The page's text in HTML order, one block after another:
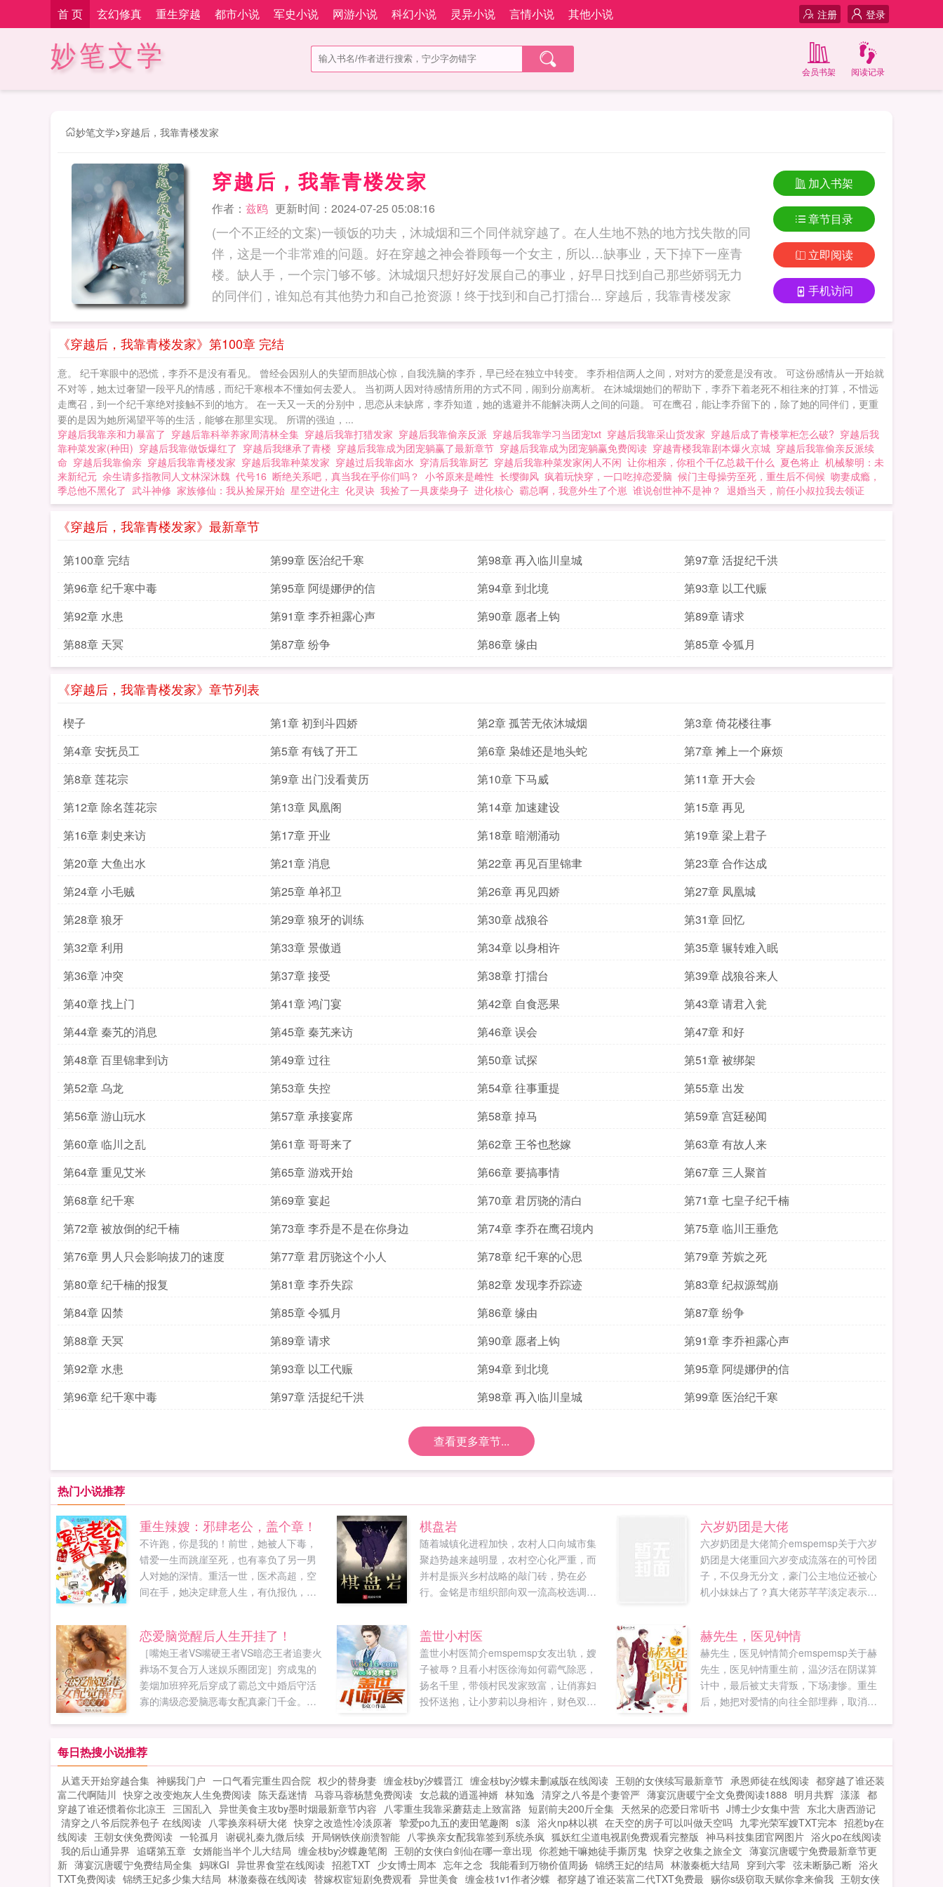
首 页 玄幻修真 重生穿越 都市小说 军史小说 网游小说 科幻小说 灵异小说 言情小说 其他小说 登录
注册
妙笔文学 阅读记录
会员书架
妙笔文学>穿越后，我靠青楼发家
穿越后，我靠青楼发家
作者： 兹鸥 更新时间：2024-07-25 05:08:16
(一个不正经的文案)一顿饭的功夫，沐城烟和三个同伴就穿越了。在人生地不熟的地方找失散的同
伴，这是一个非常难的问题。好在穿越之神会眷顾每一个女主，所以…缺事业，天下掉下一座青
楼。缺人手，一个宗门够不够。沐城烟只想好好发展自己的事业，好早日找到自己那些娇弱无力
的同伴们，谁知总有其他势力和自己抢资源！终于找到和自己打擂台... 穿越后，我靠青楼发家
加入书架
章节目录
立即阅读
手机访问
《穿越后，我靠青楼发家》第100章 完结
意。 纪千寒眼中的恐慌，李乔不是没有看见。 曾经会因别人的失望而胆战心惊，自我洗脑的李乔，早已经在独立中转变。 李乔相信两人之间，对对方的爱意是没有改。 可这份感情从一开始就
不对等，她太过奢望一段平凡的情感，而纪千寒根本不懂如何去爱人。 当初两人因对待感情所用的方式不同，闹到分崩离析。 在沐城烟她们的帮助下，李乔下着老死不相往来的打算，不惜远
走鹰召，到一个纪千寒绝对接触不到的地方。 在一天又一天的分别中，思恋从未缺席，李乔知道，她的逃避并不能解决两人之间的问题。 可在鹰召，能让李乔留下的，除了她的同伴们，更重
要的是因为她所渴望平等的生活，能够在那里实现。 所谓的强迫，...
穿越后我靠亲和力暴富了 穿越后靠科举养家周清林全集 穿越后我靠打猎发家 穿越后我靠偷亲反派 穿越后我靠学习当团宠txt 穿越后我靠采山货发家 穿越后成了青楼掌柜怎么破? 穿越后我
靠种菜发家(种田) 穿越后我靠做饭爆红了 穿越后我继承了青楼 穿越后我靠成为团宠躺赢了最新章节 穿越后我靠成为团宠躺赢免费阅读 穿越青楼我靠剧本爆火京城 穿越后我靠偷亲反派续
命 穿越后我靠偷亲 穿越后我靠青楼发家 穿越后我靠种菜发家 穿越过后我靠卤水 穿清后我靠厨艺 穿越后我靠种菜发家闲人不闲 让你相亲，你租个千亿总裁干什么 夏色将止 机械黎明：未
来新纪元 余生请多指教同人文林深沐魏 代号16 断绝关系吧，真当我在乎你们吗？ 小爷原来是雌性 长缨御风 疯着玩快穿，一口吃掉恋爱脑 候门主母操劳至死，重生后不伺候 吻妻成瘾，
季总他不黑化了 武斗神修 家族修仙：我从捡屎开始 星空进化主 化灵诀 我捡了一具废柴身子 进化核心 霸总啊，我意外生了个崽 谁说创世神不是神？ 退婚当天，前任小叔拉我去领证
《穿越后，我靠青楼发家》最新章节
第100章 完结 第99章 医治纪千寒 第98章 再入临川皇城
第97章 活捉纪千洪
第96章 纪千寒中毒
第95章 阿缇娜伊的信 第94章 到北境
第93章 以工代赈
第92章 水患
第91章 李乔袒露心声 第90章 愿者上钩
第89章 请求
第88章 天冥
第87章 纷争 第86章 缘由 第85章 令狐月
《穿越后，我靠青楼发家》章节列表
楔子 第1章 初到斗四娇 第2章 孤苦无依沐城烟
第3章 倚花楼往事
第4章 安抚员工
第5章 有钱了开工 第6章 枭雄还是地头蛇
第7章 摊上一个麻烦
第8章 莲花宗
第9章 出门没看黄历 第10章 下马威
第11章 开大会
第12章 除名莲花宗
第13章 凤凰阁 第14章 加速建设
第15章 再见
第16章 刺史来访
第17章 开业 第18章 暗潮涌动
第19章 梁上君子
第20章 大鱼出水
第21章 消息 第22章 再见百里锦聿
第23章 合作达成
第24章 小毛贼
第25章 单祁卫 第26章 再见四娇
第27章 凤凰城
第28章 狼牙
第29章 狼牙的训练 第30章 战狼谷
第31章 回忆
第32章 利用
第33章 景傲逍 第34章 以身相许
第35章 辗转难入眠
第36章 冲突
第37章 接受 第38章 打擂台
第39章 战狼谷来人
第40章 找上门
第41章 鸿门宴 第42章 自食恶果
第43章 请君入瓮
第44章 秦艽的消息
第45章 秦艽来访 第46章 误会
第47章 和好
第48章 百里锦聿到访
第49章 过往 第50章 试探
第51章 被绑架
第52章 乌龙
第53章 失控 第54章 往事重提
第55章 出发
第56章 游山玩水
第57章 承接宴席 第58章 掉马
第59章 宫廷秘闻
第60章 临川之乱
第61章 哥哥来了 第62章 王爷也愁嫁
第63章 有故人来
第64章 重见艾米
第65章 游戏开始 第66章 要搞事情
第67章 三人聚首
第68章 纪千寒
第69章 宴起 第70章 君厉骁的清白
第71章 七皇子纪千楠
第72章 被放倒的纪千楠
第73章 李乔是不是在你身边 第74章 李乔在鹰召境内
第75章 临川王垂危
第76章 男人只会影响拔刀的速度
第77章 君厉骁这个小人 第78章 纪千寒的心思
第79章 芳嫔之死
第80章 纪千楠的报复
第81章 李乔失踪 第82章 发现李乔踪迹
第83章 纪叔源驾崩
第84章 囚禁
第85章 令狐月 第86章 缘由
第87章 纷争
第88章 天冥
第89章 请求 第90章 愿者上钩
第91章 李乔袒露心声
第92章 水患
第93章 以工代赈 第94章 到北境
第95章 阿缇娜伊的信
第96章 纪千寒中毒
第97章 活捉纪千洪 第98章 再入临川皇城 第99章 医治纪千寒
查看更多章节...
热门小说推荐
重生辣嫂：邪肆老公，盖个章！
不许跑，你是我的！前世，她被人下毒，
错爱一生而跳崖至死，也有辜负了另一男
人对她的深情。重活一世，医术高超，空
间在手，她决定肆意人生，有仇报仇，有
恩，应当以身相许啊！别管对错，咱们先
盖个章。穆煜琛眸光幽深，挑了挑眉你确
定？确定，确定！古晓月如小鸡啄米。后
来她却懵了，因为某人压根就是披着羊皮
的狼，腹黑地把她给套路了。如果您喜欢
重生辣嫂邪肆老公，盖个章！，别忘记分
棋盘岩
随着城镇化进程加快，农村人口向城市集
聚趋势越来越明显，农村空心化严重，而
并村是振兴乡村战略的敲门砖，势在必
行。金铭是市组织部向双一流高校选调的
下，克服重重困难，不仅顺利完成了并村
的任务，而且让圣岩村走上小康之路如果
您喜欢棋盘岩，别忘记分享给朋友...
六岁奶团是大佬
六岁奶团是大佬简介emspemsp关于六岁
奶团是大佬重回六岁变成流落在的可怜团
子，不仅身无分文，豪门公主地位还被心
机小妹妹占了？真大佬苏芊芊淡定表示，
回自己豪门公主该有的一切。温柔腹黑大
哥努力赚钱养她，嘴硬心软大姐努力绘画
养她，叛逆校霸二哥抓起笔逆袭成天才科
学家养她。苏芊芊悠闲开了个网店卖药，
转头火出了圈，成了最出名的少女天才。
不过…这从异世带回来的帅手下怎么越来
恋爱脑觉醒后人生开挂了！
［嘴炮王者VS嘴硬王者VS暗恋王者追妻火
葬场不复合万人迷娱乐圈团宠］穷成鬼的
姜烟加班猝死后穿成了霸总文中婚后守活
寡的满级恋爱脑恶毒女配真豪门千金。结
丢下白月光杀了过来，姜烟，拿着我的钱
在这给我戴绿帽子，谁给你的胆子…姜烟
看着这个...
盖世小村医
盖世小村医简介emspemsp女友出轨，嫂
子被辱？且看小村医徐海如何霸气除恶，
扬名千里，带领村民发家致富，让俏寡妇
投怀送抱，让小萝莉以身相许，财色双收
赫先生，医见钟情
赫先生，医见钟情简介emspemsp关于赫
先生，医见钟情重生前，温汐活在阴谋算
计中，最后被丈夫背叛，下场凄惨。重生
后，她把对爱情的向往全部埋葬，取消婚
每日热搜小说推荐
从遮天开始穿越合集 神赐我门户 一口气看完重生四合院 权少的替身妻 缠金枝by汐蝶晋江 缠金枝by汐蝶未删减版在线阅读 王朝的女侠续写最新章节 承恩师徒在线阅读 都穿越了谁还装
富二代啊陆川 快穿之改变炮灰人生免费阅读 陈天磊迷情 马蓉马蓉杨慧免费阅读 女总裁的逍遥神婿 林知逸 清穿之八爷是个妻管严 薄宴沉唐暖宁全文免费阅读1888 明月共辉 漾漾 都
穿越了谁还惯着你北凉王 三国乱入 异世美食主攻by墨时烟最新章节内容 八零重生我靠采蘑菇走上致富路 短剧前夫200斤全集 天然呆的恋爱日常听书 J博士少女集中营 东北大唐西游记
清穿之八爷后院养包子 在线阅读 八零换亲科研大佬 快穿之改造性冷淡原著 挚爱po九五的麦田笔趣阁 s漾 浴火np林以祺 在天空的房子可以叫做天空吗 九零光荣军嫂TXT完本 招惹by在
线阅读 王朝女侠免费阅读 一轮孤月 谢砚礼秦九微后续 开局钢铁侠崩溃智能 八零换亲女配我靠签到系统杀疯 狐妖红尘道电视剧免费观看完整版 神马科技集团官网图片 浴火po在线阅读
我的后山通异界 追曙第五章 女婿能当半个儿大结局 缠金枝by汐蝶趣笔阁 王朝的女侠白剑仙在哪一章出现 你惹她干嘛她徒手撕厉鬼 快穿之收集之旅全文 薄宴沉唐暖宁免费最新章节更
新 薄宴沉唐暖宁免费结局全集 妈咪GI 异世界食堂在线阅读 招惹TXT 少女博士周本 忘年之念 我能看到万物价值周扬 锦绣王妃的结局 林澈秦栀大结局 穿到六零 弦未断肠己断 浴火
TXT免费阅读 锦绣王妃多少集大结局 林澈秦薇在线阅读 替嫁权宦短剧免费观看 异世美食 缠金枝1v1作者汐蝶 都穿越了谁还装富二代TXT免费最 赐你s级窃取天赋你拿来偷我 王朝女侠